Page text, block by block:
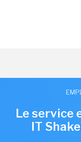
Le service
IT